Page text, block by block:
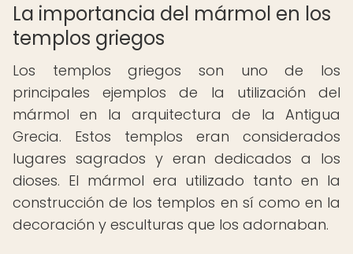
La importancia del mármol en los
templos griegos
Los templos griegos son uno de los
principales ejemplos de la utilización del
mármol en la arquitectura de la Antigua
Grecia. Estos templos eran considerados
lugares sagrados y eran dedicados a los
dioses. El mármol era utilizado tanto en la
construcción de los templos en sí como en la
decoración y esculturas que los adornaban.